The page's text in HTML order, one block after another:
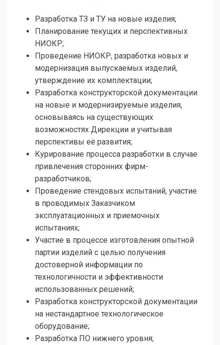
Разработка ТЗ и ТУ на новые изделия;
Планирование текущих и перспективных
НИОКР;
Проведение НИОКР, разработка новых и
модернизация выпускаемых изделий,
утверждение их комплектации;
Разработка конструкторской документации
на новые и модернизируемые изделия,
основываясь на существующих
возможностях Дирекции и учитывая
перспективы её развития;
Курирование процесса разработки в случае
привлечения сторонних фирм-
разработчиков;
Проведение стендовых испытаний, участие
в проводимых Заказчиком
эксплуатационных и приемочных
испытаниях;
Участие в процессе изготовления опытной
партии изделий с целью получения
достоверной информации по
технологичности и эффективности
использованных решений;
Разработка конструкторской документации
на нестандартное технологическое
оборудование;
Разработка ПО нижнего уровня;